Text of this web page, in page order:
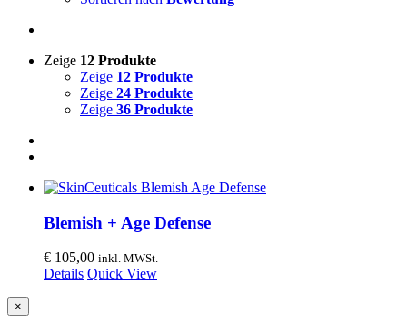
Zeige 12 Produkte
Zeige 12 Produkte
Zeige 24 Produkte
Zeige 36 Produkte
Blemish + Age Defense
€ 105,00 inkl. MWSt.
Details Quick View
Close
product
×